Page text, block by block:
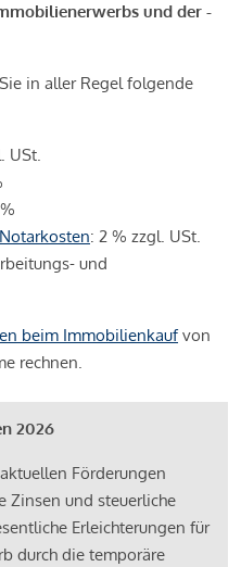
und der -
in aller Regel folgende
USt.
Notarkosten: 2 % zzgl. USt.
und
beim Immobilienkaufvon
rechnen.
2026
Förderungen
Zinsen und steuerliche
Erleichterungen für
durch die temporäre